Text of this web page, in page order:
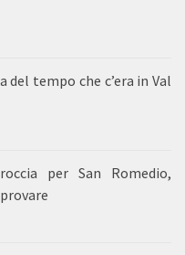
del tempo che c’era in Val
per San Romedio,